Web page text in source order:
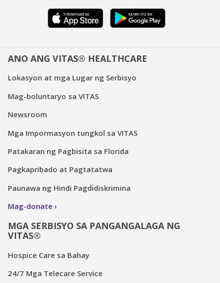
ANO ANG VITAS® HEALTHCARE
Lokasyon at mga Lugar ng Serbisyo
Mag-boluntaryo sa VITAS
Newsroom
Mga Impormasyon tungkol sa VITAS
Patakaran ng Pagbisita sa Florida
Pagkapribado at Pagtatatwa
Paunawa ng Hindi Pagdidiskrimina
Mag-donate
MGA SERBISYO SA PANGANGALAGA NG
VITAS®
Hospice Care sa Bahay
24/7 Mga Telecare Service